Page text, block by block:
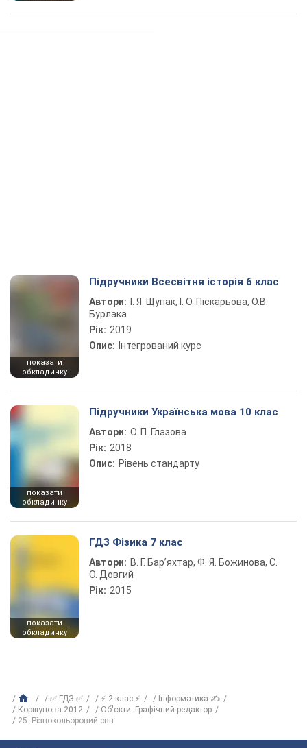
показати
обкладинку
Підручники Всесвітня історія 6 клас
Автори:
І. Я. Щупак, І. О. Піскарьова, О.В.
Бурлака
Рік: 2019
Опис: Інтегрований курс
показати
обкладинку
Підручники Українська мова 10 клас
Автори: О. П. Глазова
Рік: 2018
Опис: Рівень стандарту
показати
обкладинку
ГДЗ Фізика 7 клас
Автори: В. Г. Бар’яхтар, Ф. Я. Божинова, С.
О. Довгий
Рік: 2015
✅ ГДЗ ✅ ⚡ 2 клас ⚡
Інформатика ✍
Коршунова 2012
Об'єкти. Графічний редактор
25. Різнокольоровий світ